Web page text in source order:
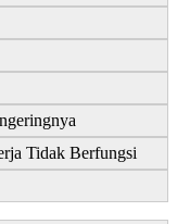
Tidak Berfungsi